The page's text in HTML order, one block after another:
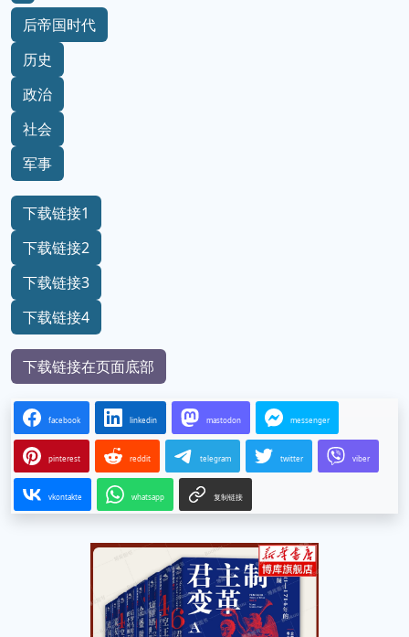
后帝国时代
历史
政治
社会
军事
下载链接1
下载链接2
下载链接3
下载链接4
下载链接在页面底部
facebook linkedin mastodon messenger
pinterest reddit telegram twitter viber
vkontakte whatsapp 复制链接